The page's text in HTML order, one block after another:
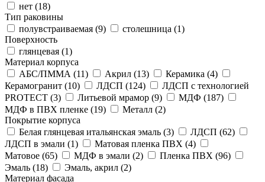
нет (18)
Тип раковины
полувстраиваемая (9) столешница (1)
Поверхность
глянцевая (1)
Материал корпуса
АБС/ПММА (11) Акрил (13) Керамика (4)
Керамогранит (10) ЛДСП (124)
ЛДСП с технологией
PROTECT (3) Литьевой мрамор (9) МДФ (187)
МДФ в ПВХ пленке (19) Металл (2)
Покрытие корпуса
Белая глянцевая итальянская эмаль (3) ЛДСП (62)
ЛДСП в эмали (1) Матовая пленка ПВХ (4)
Матовое (65) МДФ в эмали (2) Пленка ПВХ (96)
Эмаль (18) Эмаль, акрил (2)
Материал фасада